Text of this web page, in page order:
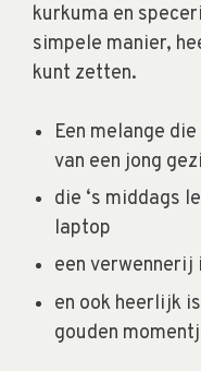
kurkuma en
simpele manier,
kunt zetten.
Een melange
van een jong
die ‘s middags
laptop
een verwennerij
en ook heerlijk
gouden